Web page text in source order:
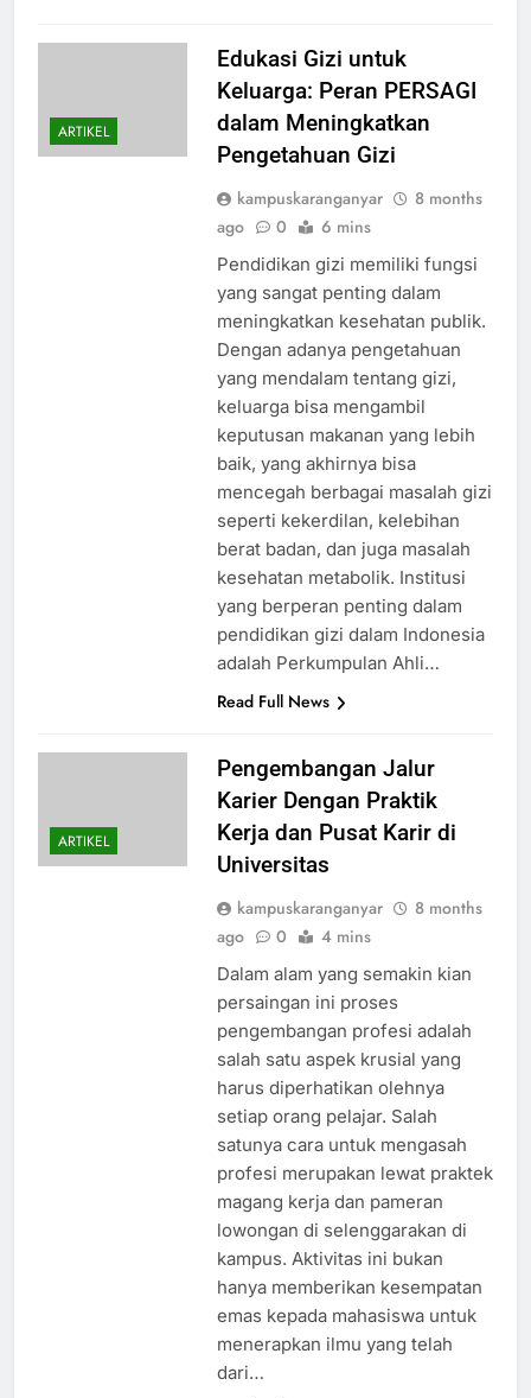
ARTIKEL
Edukasi Gizi untuk
Keluarga: Peran PERSAGI
dalam Meningkatkan
Pengetahuan Gizi
kampuskaranganyar
8 months
ago
0 6 mins
Pendidikan gizi memiliki fungsi
yang sangat penting dalam
meningkatkan kesehatan publik.
Dengan adanya pengetahuan
yang mendalam tentang gizi,
keluarga bisa mengambil
keputusan makanan yang lebih
baik, yang akhirnya bisa
mencegah berbagai masalah gizi
seperti kekerdilan, kelebihan
berat badan, dan juga masalah
kesehatan metabolik. Institusi
yang berperan penting dalam
pendidikan gizi dalam Indonesia
adalah Perkumpulan Ahli…
Read Full News
ARTIKEL
Pengembangan Jalur
Karier Dengan Praktik
Kerja dan Pusat Karir di
Universitas
kampuskaranganyar
8 months
ago
0 4 mins
Dalam alam yang semakin kian
persaingan ini proses
pengembangan profesi adalah
salah satu aspek krusial yang
harus diperhatikan olehnya
setiap orang pelajar. Salah
satunya cara untuk mengasah
profesi merupakan lewat praktek
magang kerja dan pameran
lowongan di selenggarakan di
kampus. Aktivitas ini bukan
hanya memberikan kesempatan
emas kepada mahasiswa untuk
menerapkan ilmu yang telah
dari…